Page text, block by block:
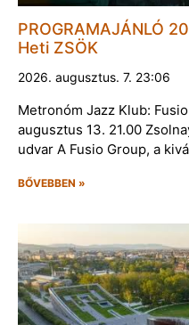
PROGRAMAJÁNLÓ
Heti ZSÖK
2026. augusztus. 7. 23:06
Metronóm Jazz Klub:
augusztus 13. 21.00
udvar A Fusio Group, a
BŐVEBBEN »